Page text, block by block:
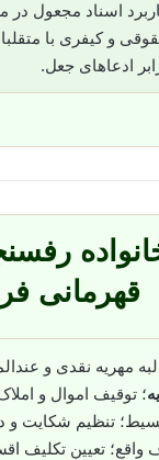
اسناد مجعول در
و کیفری با
ادعاهای جعل.
قهرمانی فر
مهریه نقدی و
؛ توقیف اموال و
تنظیم شکایت و
واقع؛ تعیین تکلیف